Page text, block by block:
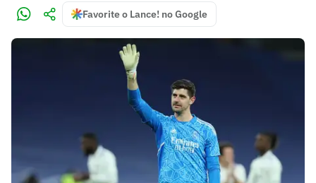
Favorite o Lance! no Google